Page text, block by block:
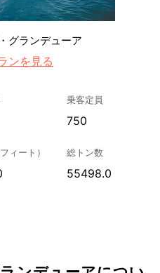
グランデューア
ンを見る
乗客定員
750
ィート） 総トン数
55498.0